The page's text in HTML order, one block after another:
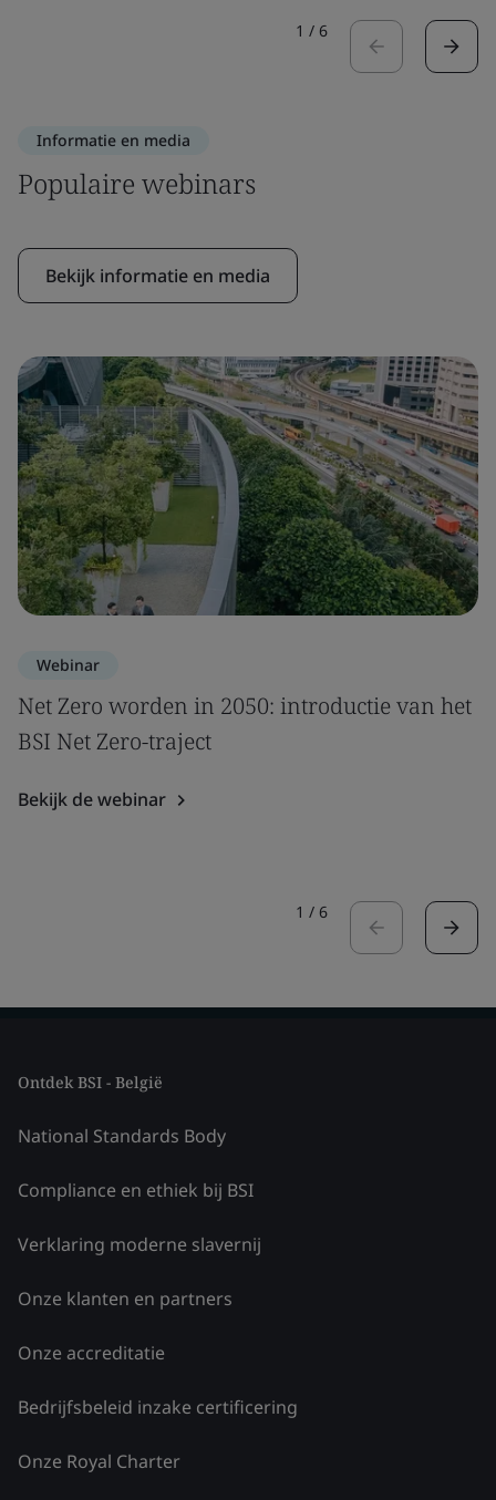
1 / 6
Informatie en media
Populaire webinars
Bekijk informatie en media
Webinar
Net Zero worden in 2050: introductie van het
BSI Net Zero-traject
Bekijk de webinar
1 / 6
Ontdek BSI - België
National Standards Body
Compliance en ethiek bij BSI
Verklaring moderne slavernij
Onze klanten en partners
Onze accreditatie
Bedrijfsbeleid inzake certificering
Onze Royal Charter